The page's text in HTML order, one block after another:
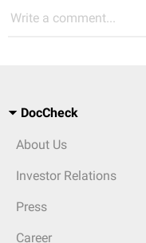
Write a comment...
DocCheck
About Us
Investor Relations
Press
Career